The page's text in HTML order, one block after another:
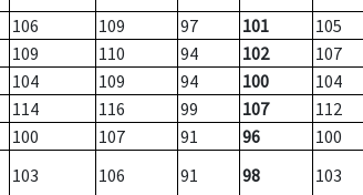
106 109 97 101
105
109 110 94 102
107
104 109 94 100
104
114 116 99 107
112
100 107 91 96
100
103 106 91 98 103